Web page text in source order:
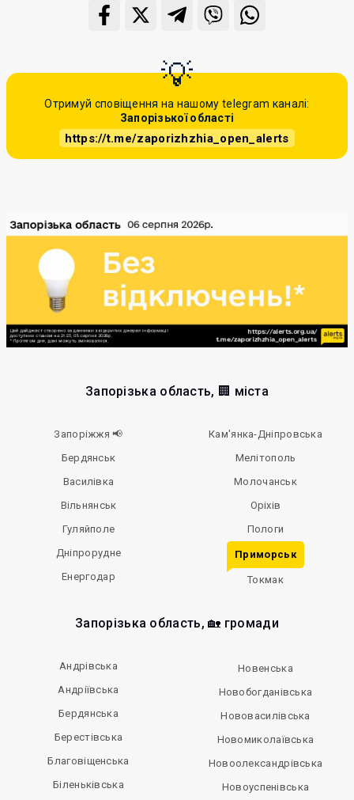
Отримуй сповіщення на нашому telegram каналі:
Запорізької області
https://t.me/zaporizhzhia_open_alerts
Запорізька область, 🏢 міста
Запоріжжя 📢
Бердянськ
Василівка
Вільнянськ
Гуляйполе
Дніпрорудне
Енергодар
Кам'янка-Дніпровська
Мелітополь
Молочанськ
Оріхів
Пологи
Приморськ
Токмак
Запорізька область, 🏡 громади
Андрівська
Андріївська
Бердянська
Берестівська
Благовіщенська
Біленьківська
Новенська
Новобогданівська
Нововасилівська
Новомиколаївська
Новоолександрівська
Новоуспенівська